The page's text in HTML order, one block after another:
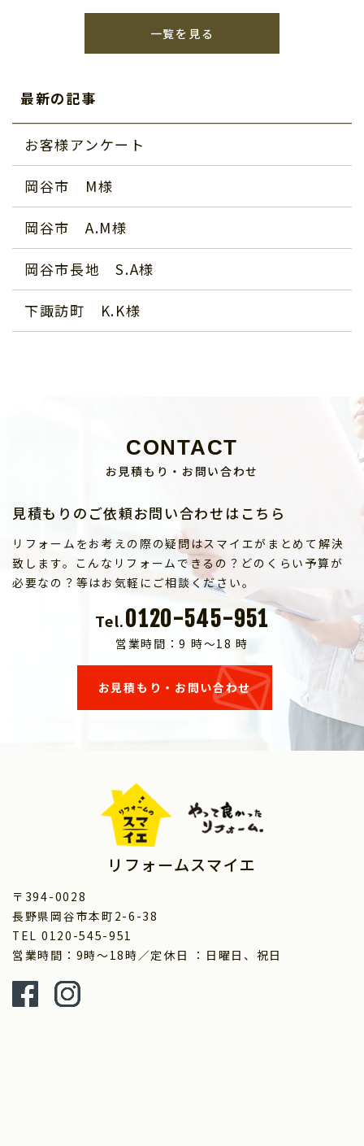
一覧を見る
最新の記事
お客様アンケート
岡谷市 M様
岡谷市 A.M様
岡谷市長地 S.A様
下諏訪町 K.K様
CONTACT
お見積もり・お問い合わせ
見積もりのご依頼お問い合わせはこちら
リフォームをお考えの際の疑問はスマイエがまとめて解決
致します。こんなリフォームできるの？どのくらい予算が
必要なの？等はお気軽にご相談ください。
Tel.0120-545-951
営業時間：9 時～18 時
お見積もり・お問い合わせ
リフォームスマイエ
〒394-0028
長野県岡谷市本町2-6-38
TEL 0120-545-951
営業時間：9時～18時／定休日 ：日曜日、祝日